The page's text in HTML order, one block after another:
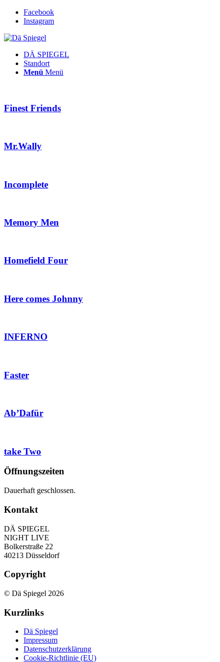
Facebook
Instagram
DÄ SPIEGEL
Standort
Menü Menü
Finest Friends
Mr.Wally
Incomplete
Memory Men
Homefield Four
Here comes Johnny
INFERNO
Faster
Ab’Dafür
take Two
Öffnungszeiten
Dauerhaft geschlossen.
Kontakt
DÄ SPIEGEL
NIGHT LIVE
Bolkerstraße 22
40213 Düsseldorf
Copyright
© Dä Spiegel 2026
Kurzlinks
Dä Spiegel
Impressum
Datenschutzerklärung
Cookie-Richtlinie (EU)